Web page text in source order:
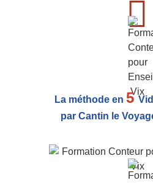
La méthode en 5
par Cantin le